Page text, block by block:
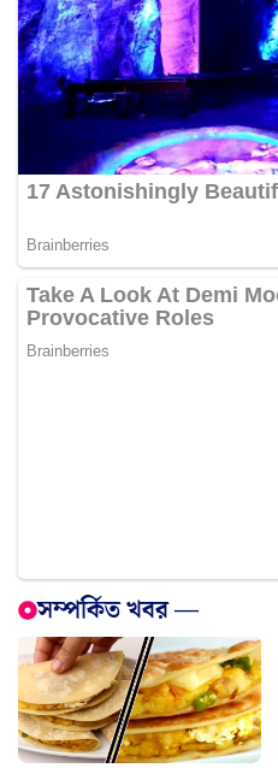
সম্পর্কিত খবর —